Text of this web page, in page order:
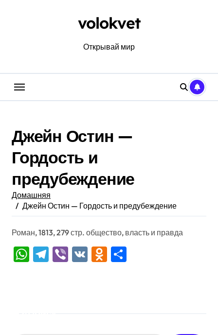
volokvet
Открывай мир
Джейн Остин —
Гордость и
предубеждение
Домашняя
Джейн Остин — Гордость и предубеждение
Роман, 1813, 279 стр. общество, власть и правда
WhatsApp
Telegram
Viber
VK Odnoklassniki